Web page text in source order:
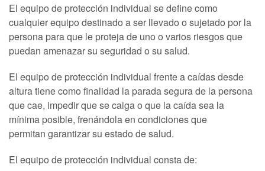
El equipo de protección individual se define como
cualquier equipo destinado a ser llevado o sujetado por la
persona para que le proteja de uno o varios riesgos que
puedan amenazar su seguridad o su salud.
El equipo de protección individual frente a caídas desde
altura tiene como finalidad la parada segura de la persona
que cae, impedir que se caiga o que la caída sea la
mínima posible, frenándola en condiciones que
permitan garantizar su estado de salud.
El equipo de protección individual consta de: